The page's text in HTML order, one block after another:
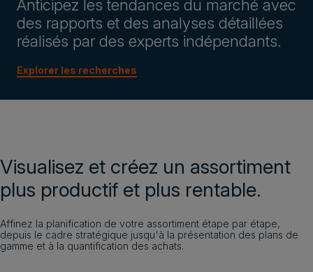
Anticipez les tendances du marché avec
des rapports et des analyses détaillées
réalisés par des experts indépendants.
Explorer les recherches
Visualisez et créez un assortiment
plus productif et plus rentable.
Affinez la planification de votre assortiment étape par étape,
depuis le cadre stratégique jusqu'à la présentation des plans de
gamme et à la quantification des achats.